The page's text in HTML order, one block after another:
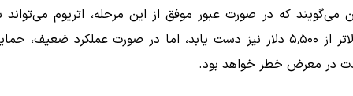
می‌گویند که در صورت عبور موفق از این مرحله، اتریوم
در معرض خطر خواهد بود.